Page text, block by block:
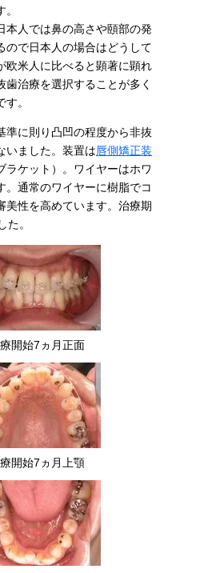
本人では鼻の高さや頤部の発
ので日本人の場合はどうして
欧米人に比べると顕著に顕れ
歯治療を選択することが多く
。
準に則り凸凹の程度から非抜
いました。装置は唇側矯正装
ラケット）。ワイヤーはホワ
。通常のワイヤーに樹脂でコ
美性を高めています。治療期
た。
開始7ヵ月正面
開始7ヵ月上顎